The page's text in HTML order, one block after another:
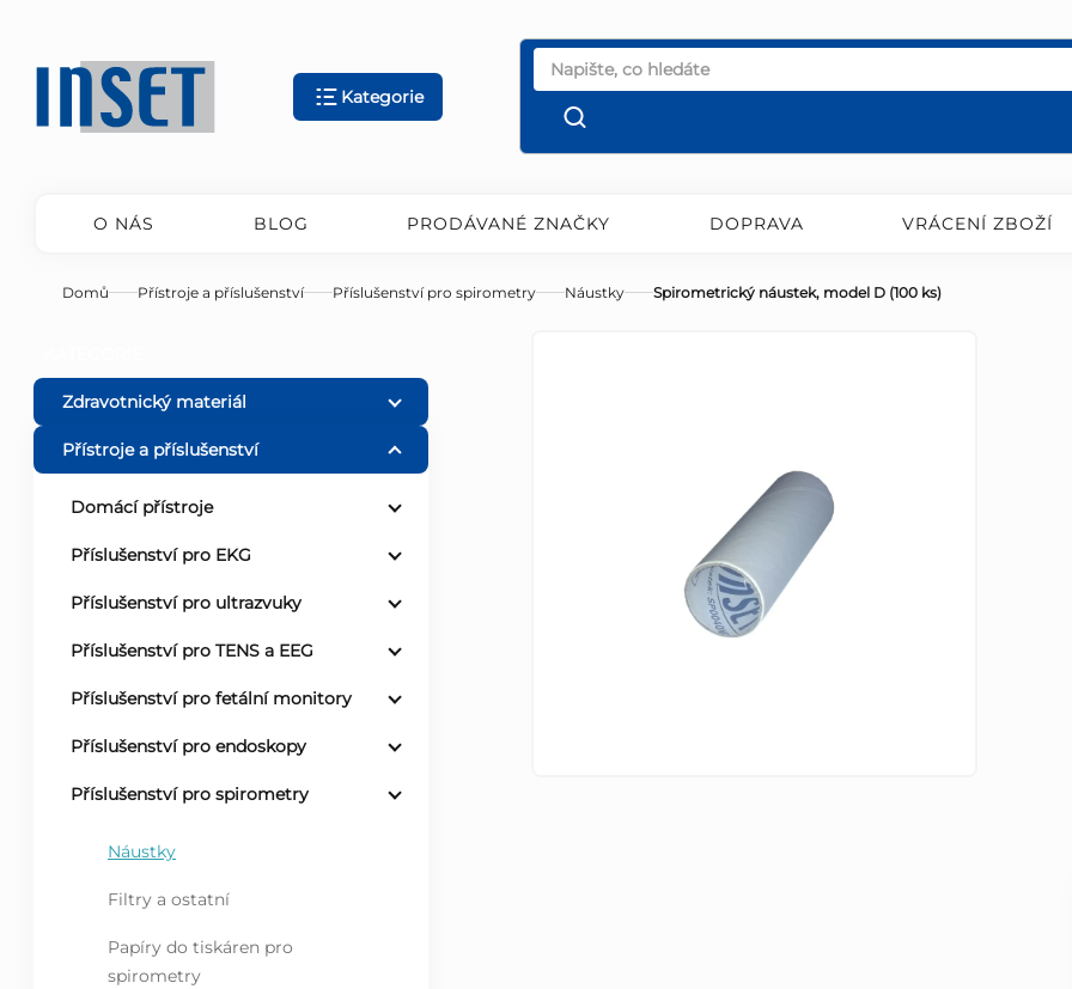
obsah
Kategorie
O NÁS BLOG PRODÁVANÉ ZNAČKY DOPRAVA VRÁCENÍ ZBOŽÍ
Domů Přístroje a příslušenství Příslušenství pro spirometry Náustky Spirometrický náustek, model D (100 ks)
o
s
Zdravotnický materiál
Přístroje a příslušenství
Domácí přístroje
Příslušenství pro EKG
Příslušenství pro ultrazvuky
Příslušenství pro TENS a EEG
Příslušenství pro fetální monitory
Příslušenství pro endoskopy
Příslušenství pro spirometry
Náustky
Filtry a ostatní
Papíry do tiskáren pro
spirometry